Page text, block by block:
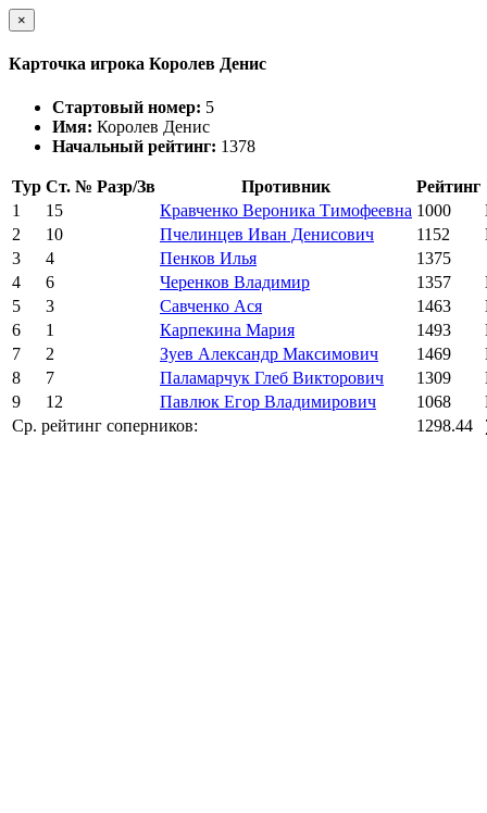
×
Карточка игрока Королев Денис
Стартовый номер: 5
Имя: Королев Денис
Начальный рейтинг: 1378
Тур Ст. № Разр/Зв Противник
Рейтинг
1
15 Кравченко Вероника Тимофеевна 1000
2
10 Пчелинцев Иван Денисович 1152
3
4 Пенков Илья
1375
4
6 Черенков Владимир 1357
5
3 Савченко Ася 1463
6
1 Карпекина Мария 1493
7
2 Зуев Александр Максимович 1469
8
7 Паламарчук Глеб Викторович 1309
9
12 Павлюк Егор Владимирович 1068
Ср. рейтинг соперников:
1298.44